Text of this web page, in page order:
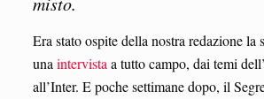
Era stato ospite della nostra redazione la
una intervista a tutto campo, dai temi
all’Inter. E poche settimane dopo, il